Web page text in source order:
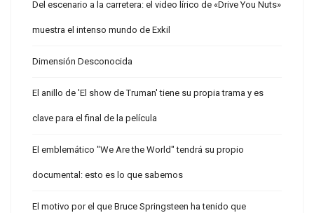
Del escenario a la carretera: el video lírico de «Drive You Nuts»
muestra el intenso mundo de Exkil
Dimensión Desconocida
El anillo de 'El show de Truman' tiene su propia trama y es
clave para el final de la película
El emblemático "We Are the World" tendrá su propio
documental: esto es lo que sabemos
El motivo por el que Bruce Springsteen ha tenido que